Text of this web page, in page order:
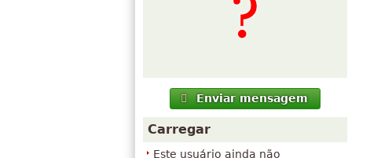
Enviar mensagem
Carregar
Este usuário ainda não